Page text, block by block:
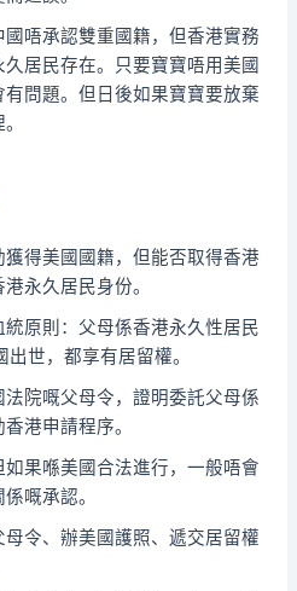
國唔承認雙重國籍，但香港實務
久居民存在。只要寶寶唔用美國
問題。但日後如果寶寶要放棄
得美國國籍，但能否取得香港
永久居民身份。
原則：父母係香港永久性居民
世，都享有居留權。
院嘅父母令，證明委託父母係
港申請程序。
果喺美國合法進行，一般唔會
嘅承認。
令、辦美國護照、遞交居留權